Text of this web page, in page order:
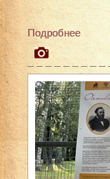
Подробнее